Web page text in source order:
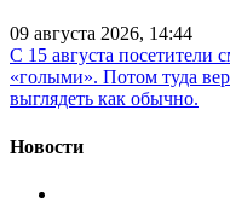
09 августа 2026, 14:44
С 15 августа посетители
«голыми». Потом туда
выглядеть как обычно.
Новости